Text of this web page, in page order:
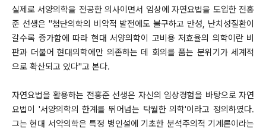
실제로 서양의학을 전공한 의사이면서 임상에 자연요법을 도입한 전홍
준 선생은 "첨단의학의 비약적 발전에도 불구하고 만성, 난치성질환이
갈수록 증가함에 따라 현대 서양의학이 고비용 저효율의 의학이란 비
판과 더불어 현대의학에만 의존하는 데 회의를 품는 분위기가 세계적
으로 확산되고 있다"고 본다.
자연요법을 활용하는 전홍준 선생은 자신의 임상경험을 바탕으로 자연
요법이 '서양의학의 한계를 뛰어넘는 탁월한 의학'이라고 정의하였다.
그는 현대 서약의학은 특정 병인설에 기초한 분석주의적 기계론이라는